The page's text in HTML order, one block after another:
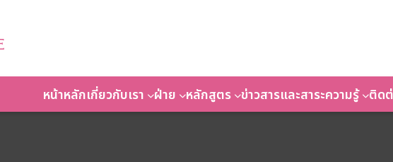
หน้าหลักเกี่ยวกับเรา ฝ่าย หลักสูตร ข่าวสารและสาระความรู้ ติดต่